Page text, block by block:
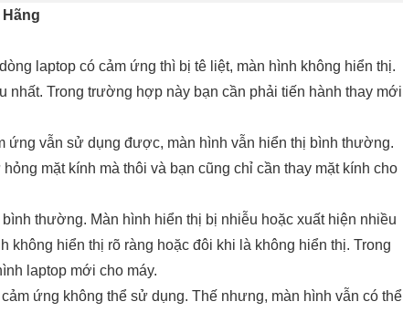
laptop có cảm ứng thì bị tê liệt, màn hình không hiển thị.
Trong trường hợp này bạn cần phải tiến hành thay mới
ứng vẫn sử dụng được, màn hình vẫn hiển thị bình thường.
mặt kính mà thôi và bạn cũng chỉ cần thay mặt kính cho
thường. Màn hình hiển thị bị nhiễu hoặc xuất hiện nhiều
không hiển thị rõ ràng hoặc đôi khi là không hiển thị. Trong
laptop mới cho máy.
ứng không thể sử dụng. Thế nhưng, màn hình vẫn có thể